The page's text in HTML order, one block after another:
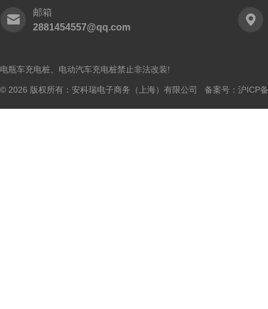
邮箱
2881454557@qq.com
电瓶车充电桩、电动汽车充电桩禁止非法改装!
© 2026 版权所有：安科瑞电子商务（上海）有限公司 备案号： 沪ICP